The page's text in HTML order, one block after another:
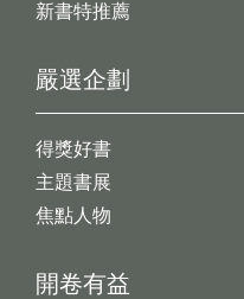
新書特推薦
開卷有益
嚴選企劃
得獎好書
主題書展
焦點人物